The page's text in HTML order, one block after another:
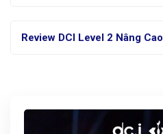
Review DCI Level 2 Nâng Cao